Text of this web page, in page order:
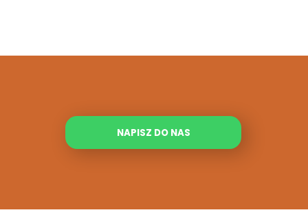
NAPISZ DO NAS